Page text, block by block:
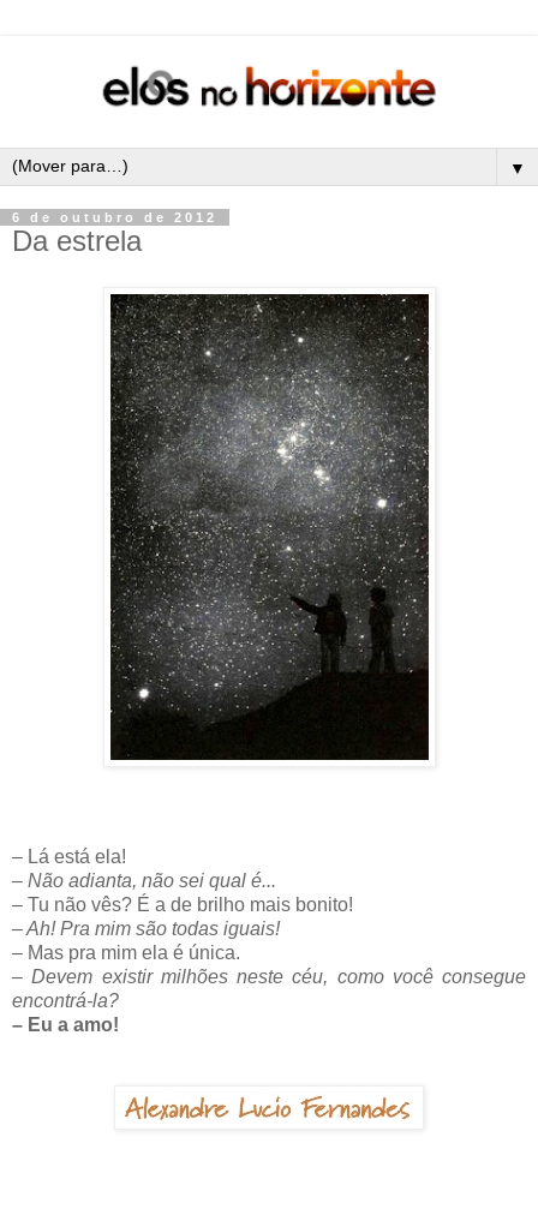
▼
6 de outubro de 2012
Da estrela
– Lá está ela!
– Não adianta, não sei qual é...
– Tu não vês? É a de brilho mais bonito!
– Ah! Pra mim são todas iguais!
– Mas pra mim ela é única.
– Devem existir milhões neste céu, como você consegue
encontrá-la?
– Eu a amo!